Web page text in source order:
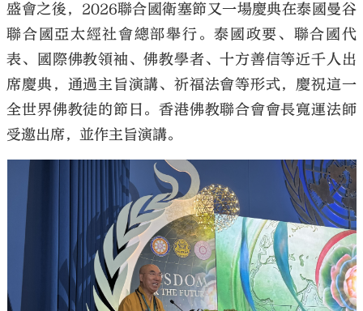
盛會之後，2026聯合國衛塞節又一場慶典在泰國曼谷
聯合國亞太經社會總部舉行。泰國政要、聯合國代
表、國際佛教領袖、佛教學者、十方善信等近千人出
席慶典，通過主旨演講、祈福法會等形式，慶祝這一
全世界佛教徒的節日。香港佛教聯合會會長寬運法師
受邀出席，並作主旨演講。